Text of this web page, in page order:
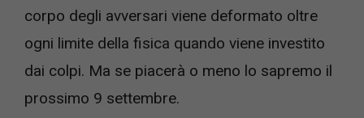
corpo degli avversari viene deformato oltre
ogni limite della fisica quando viene investito
dai colpi. Ma se piacerà o meno lo sapremo il
prossimo 9 settembre.